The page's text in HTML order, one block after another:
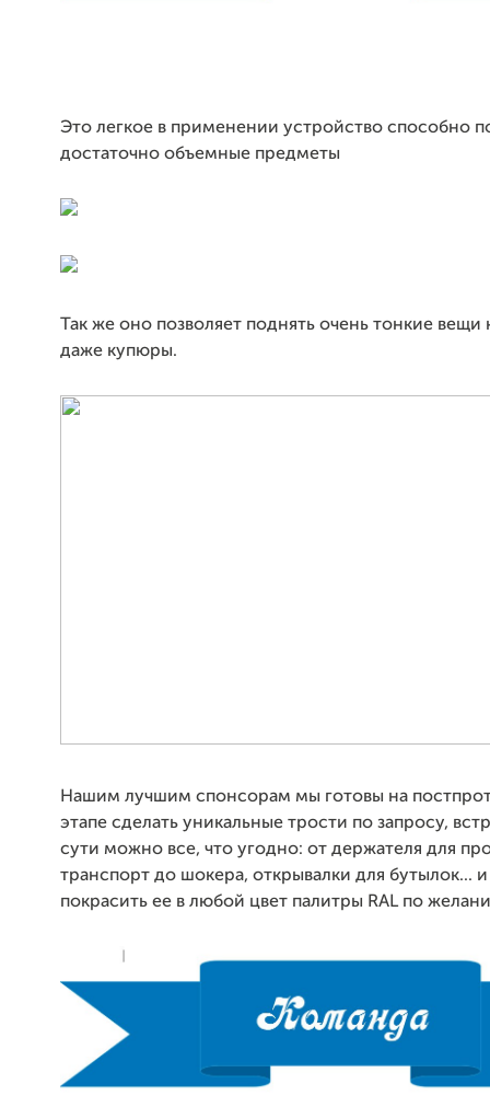
Это легкое в применении устройство способно
достаточно объемные предметы
Так же оно позволяет поднять очень тонкие вещи
даже купюры.
Нашим лучшим спонсорам мы готовы на
этапе сделать уникальные трости по запросу,
сути можно все, что угодно: от держателя для
транспорт до шокера, открывалки для бутылок...
покрасить ее в любой цвет палитры RAL по